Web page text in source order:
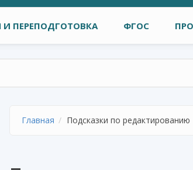
ПЕРЕПОДГОТОВКА ФГОС
Главная Подсказки по редактированию